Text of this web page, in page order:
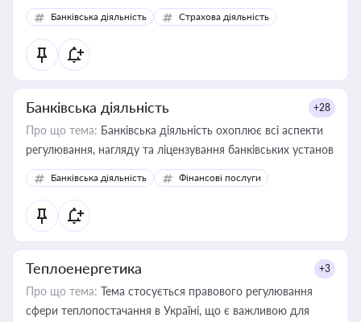
забезпечувати їх належне прийняття органами влади та
контрагентами
Банківська діяльність Страхова діяльність
Банківська діяльність +28
Про що тема: Банківська діяльність охоплює всі аспекти
регулювання, нагляду та ліцензування банківських установ
Банківська діяльність Фінансові послуги
Теплоенергетика +3
Про що тема: Тема стосується правового регулювання
сфери теплопостачання в Україні, що є важливою для